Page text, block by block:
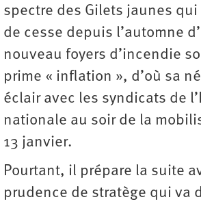
spectre des Gilets jaunes qui
de cesse depuis l’automne
nouveau foyers d’incendie
prime « inflation », d’où sa
éclair avec les syndicats de
nationale au soir de la
13 janvier.
Pourtant, il prépare la suite
prudence de stratège qui va